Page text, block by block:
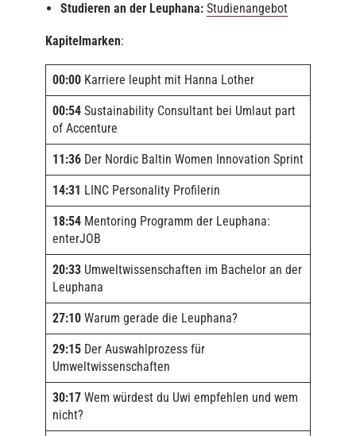
Studieren an der Leuphana: Studienangebot
Kapitelmarken:
00:00 Karriere leupht mit Hanna Lother
00:54 Sustainability Consultant bei Umlaut part
of Accenture
11:36 Der Nordic Baltin Women Innovation Sprint
14:31 LINC Personality Profilerin
18:54 Mentoring Programm der Leuphana:
enterJOB
20:33 Umweltwissenschaften im Bachelor an der
Leuphana
27:10 Warum gerade die Leuphana?
29:15 Der Auswahlprozess für
Umweltwissenschaften
30:17 Wem würdest du Uwi empfehlen und wem
nicht?